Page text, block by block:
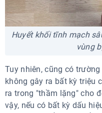
Huyết khối tĩnh mạch
vùng
Tuy nhiên, cũng có
không gây ra bất kỳ triệu
ra trong "thầm lặng" cho
vậy, nếu có bất kỳ dấu